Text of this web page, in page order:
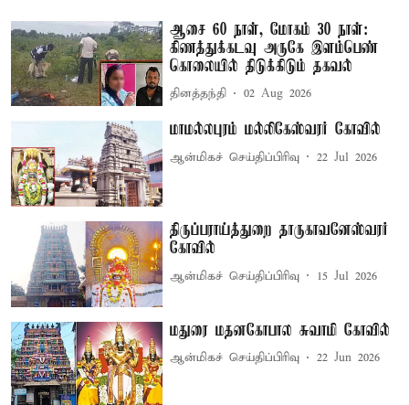
ஆசை 60 நாள், மோகம் 30 நாள்:
கிணத்துக்கடவு அருகே இளம்பெண்
கொலையில் திடுக்கிடும் தகவல்
தினத்தந்தி 02 Aug 2026
மாமல்லபுரம் மல்லிகேஸ்வரர் கோவில்
ஆன்மிகச் செய்திப்பிரிவு 22 Jul 2026
திருப்பராய்த்துறை தாருகாவனேஸ்வரர்
கோவில்
ஆன்மிகச் செய்திப்பிரிவு 15 Jul 2026
மதுரை மதனகோபால சுவாமி கோவில்
ஆன்மிகச் செய்திப்பிரிவு 22 Jun 2026